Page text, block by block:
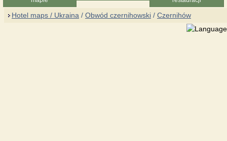
Hotel maps / Ukraina / Obwód czernihowski / Czernihów